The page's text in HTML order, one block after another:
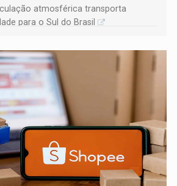
atmosférica transporta
para o Sul do Brasil